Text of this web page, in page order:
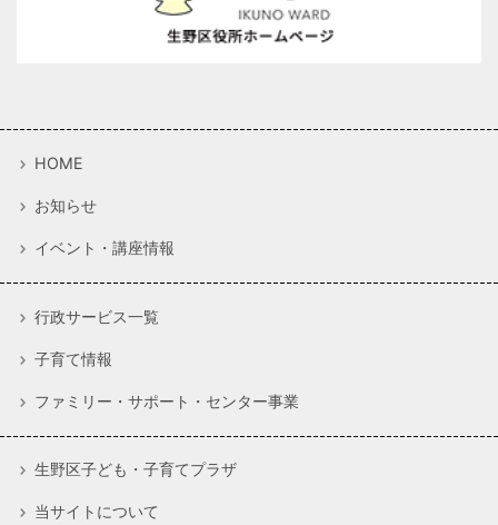
HOME
お知らせ
イベント・講座情報
行政サービス一覧
子育て情報
ファミリー・サポート・センター事業
生野区子ども・子育てプラザ
当サイトについて